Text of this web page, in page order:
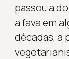
passou a
a fava em
décadas, a